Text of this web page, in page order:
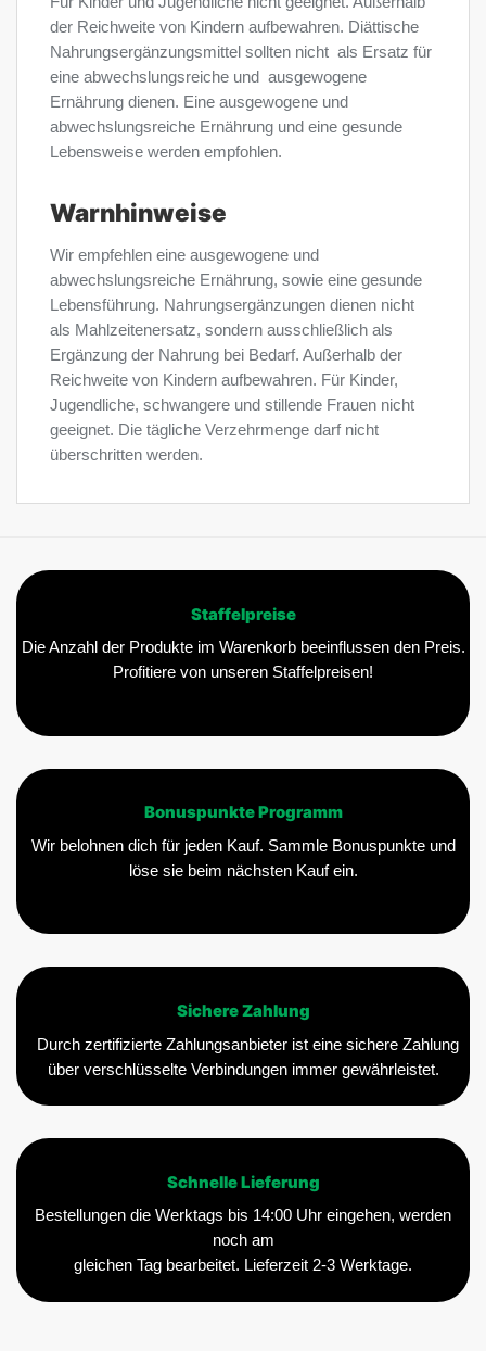
der Reichweite von Kindern aufbewahren. Diättische
Nahrungsergänzungsmittel sollten nicht als Ersatz für
eine abwechslungsreiche und ausgewogene
Ernährung dienen. Eine ausgewogene und
abwechslungsreiche Ernährung und eine gesunde
Lebensweise werden empfohlen.
Warnhinweise
Wir empfehlen eine ausgewogene und
abwechslungsreiche Ernährung, sowie eine gesunde
Lebensführung. Nahrungsergänzungen dienen nicht
als Mahlzeitenersatz, sondern ausschließlich als
Ergänzung der Nahrung bei Bedarf. Außerhalb der
Reichweite von Kindern aufbewahren. Für Kinder,
Jugendliche, schwangere und stillende Frauen nicht
geeignet. Die tägliche Verzehrmenge darf nicht
überschritten werden.
Staffelpreise
Die Anzahl der Produkte im Warenkorb beeinflussen den Preis.
Profitiere von unseren Staffelpreisen!
Bonuspunkte Programm
Wir belohnen dich für jeden Kauf. Sammle Bonuspunkte und
löse sie beim nächsten Kauf ein.
Sichere Zahlung
Durch zertifizierte Zahlungsanbieter ist eine sichere Zahlung
über verschlüsselte Verbindungen immer gewährleistet.
Schnelle Lieferung
Bestellungen die Werktags bis 14:00 Uhr eingehen, werden
noch am
gleichen Tag bearbeitet. Lieferzeit 2-3 Werktage.